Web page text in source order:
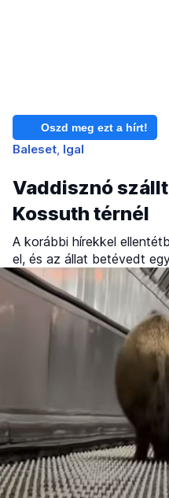
Oszd meg ezt a hírt!
Baleset Igal
Vaddisznó
Kossuth térnél
A korábbi hírekkel
el, és az állat betévedt